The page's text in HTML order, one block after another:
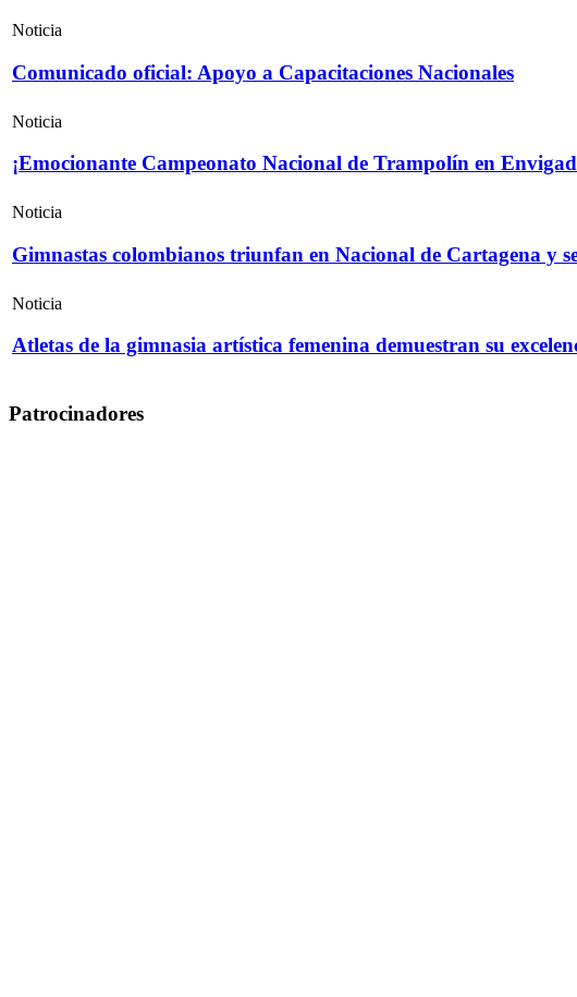
Noticia
Comunicado oficial: Apoyo a Capacitaciones Nacionales
Noticia
¡Emocionante Campeonato Nacional de Trampolín en
Noticia
Gimnastas colombianos triunfan en Nacional de Cartagena y
Noticia
Atletas de la gimnasia artística femenina demuestran su
Patrocinadores